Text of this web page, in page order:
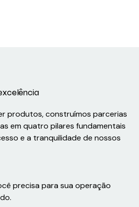
produtos, construímos parcerias
em quatro pilares fundamentais
e a tranquilidade de nossos
precisa para sua operação